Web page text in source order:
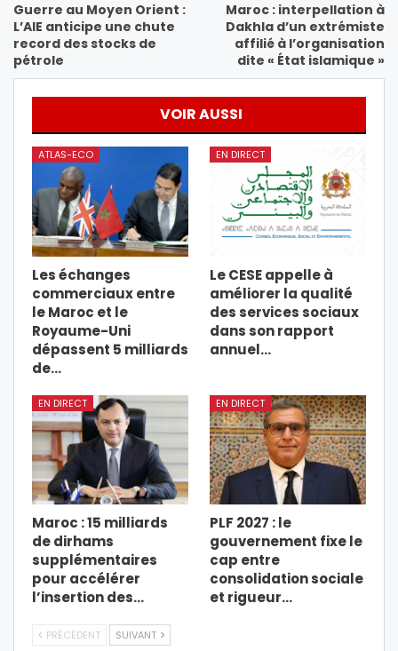
Guerre au Moyen Orient :
L’AIE anticipe une chute
record des stocks de
pétrole
Maroc : interpellation à
Dakhla d’un extrémiste
affilié à l’organisation
dite « État islamique »
VOIR AUSSI
ATLAS-ECO
Les échanges
commerciaux entre
le Maroc et le
Royaume-Uni
dépassent 5 milliards
de…
EN DIRECT
Le CESE appelle à
améliorer la qualité
des services sociaux
dans son rapport
annuel…
EN DIRECT
Maroc : 15 milliards
de dirhams
supplémentaires
pour accélérer
l’insertion des…
EN DIRECT
PLF 2027 : le
gouvernement fixe le
cap entre
consolidation sociale
et rigueur…
PRÉCÉDENT SUIVANT